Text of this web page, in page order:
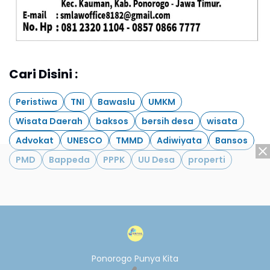
Cari Disini :
Peristiwa TNI Bawaslu
UMKM
Wisata Daerah
baksos bersih desa
wisata
Advokat
UNESCO TMMD Adiwiyata
Bansos
PMD
Bappeda PPPK UU Desa properti
Ponorogo Punya Kita